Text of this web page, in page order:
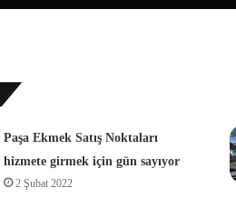
Paşa Ekmek Satış Noktaları
hizmete girmek için gün sayıyor
2 Şubat 2022